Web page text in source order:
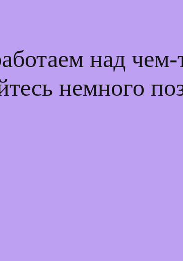
над
немного